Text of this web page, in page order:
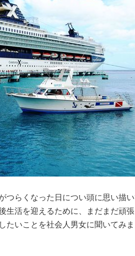
つらくなった日につい頭に思い描
生活を迎えるために、まだまだ頑
いことを社会人男女に聞いてみま